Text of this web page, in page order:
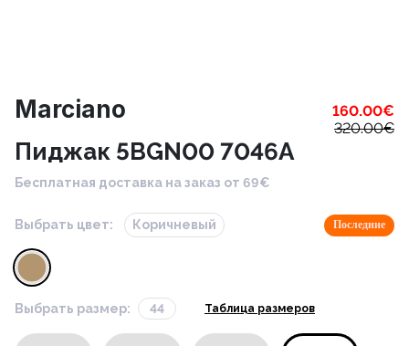
Marciano 160.00€
320.00€
Пиджак 5BGN00 7046A
Бесплатная доставка на заказ от 69€
Выбрать цвет: Коричневый Последние
Выбрать размер: 44 Таблица размеров